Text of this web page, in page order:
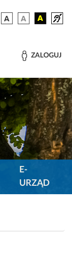
ZALOGUJ
E-
URZĄD